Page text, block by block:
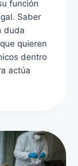
función
Saber
duda
quieren
dentro
actúa